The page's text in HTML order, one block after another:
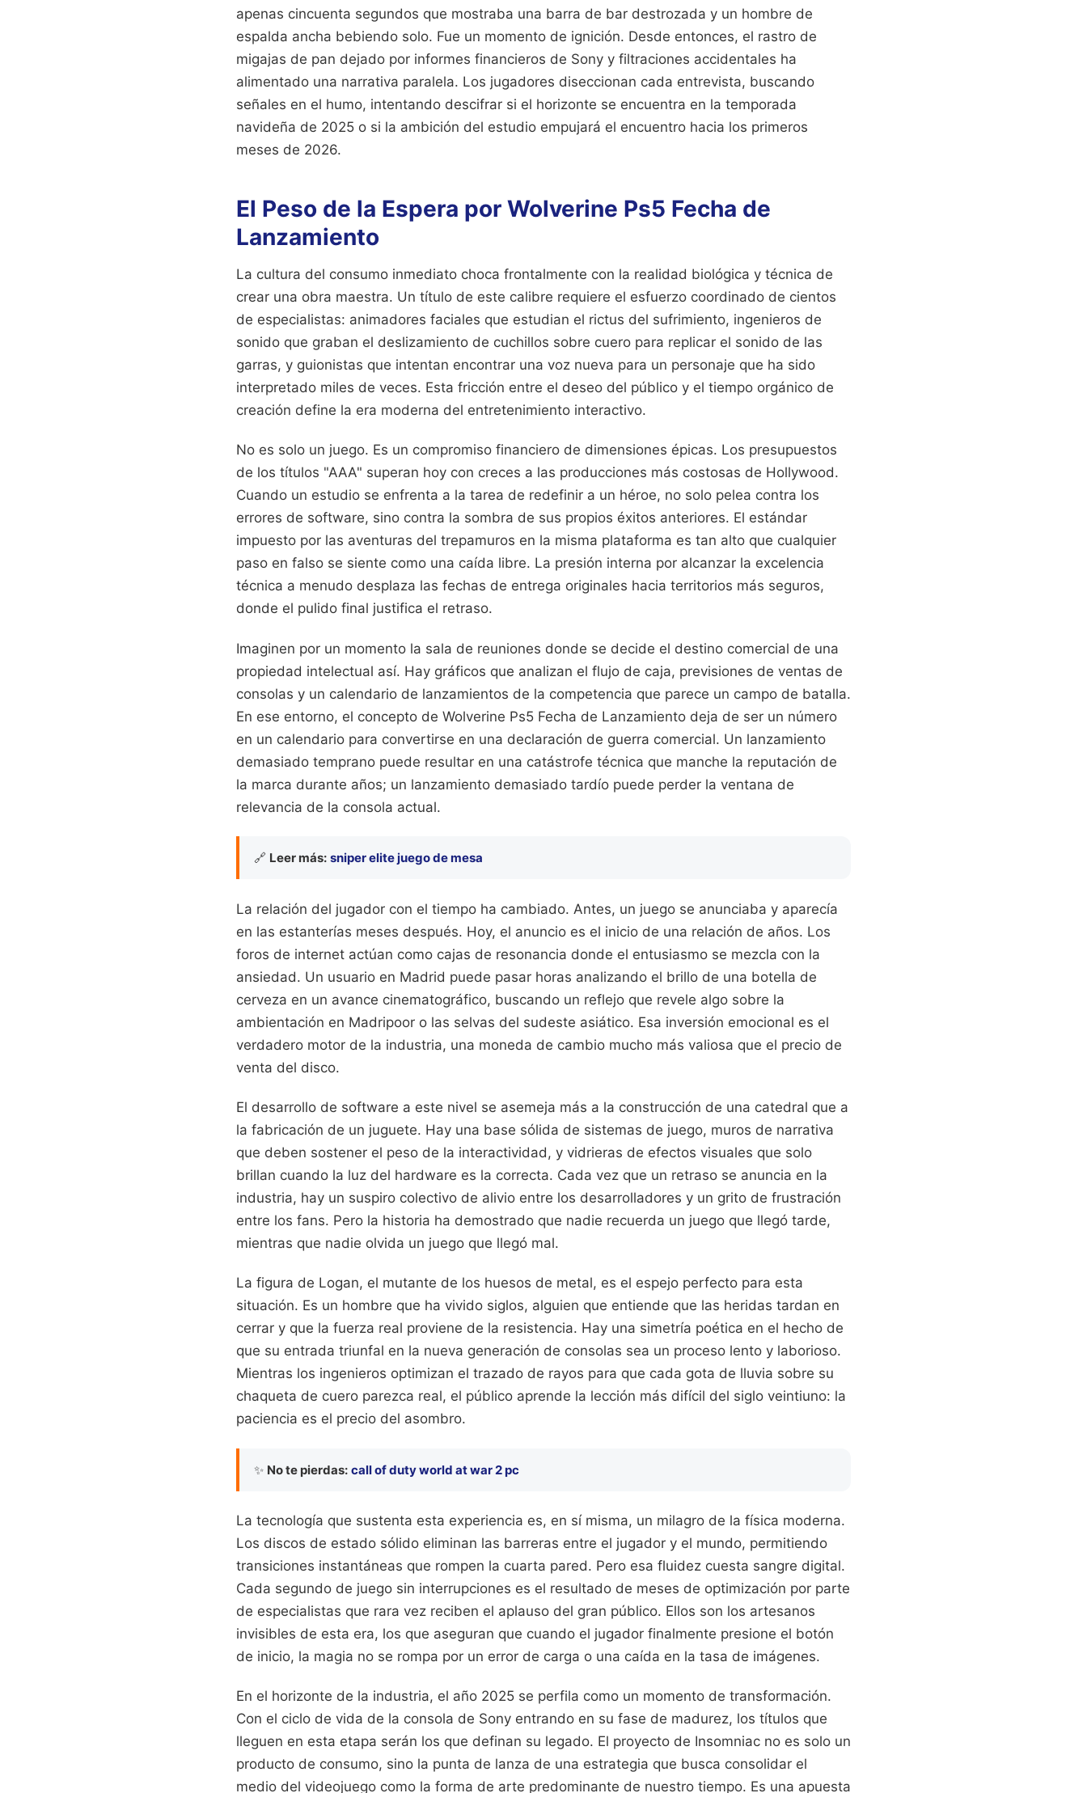
apenas cincuenta segundos que mostraba una barra de bar destrozada y un hombre de
espalda ancha bebiendo solo. Fue un momento de ignición. Desde entonces, el rastro de
migajas de pan dejado por informes financieros de Sony y filtraciones accidentales ha
alimentado una narrativa paralela. Los jugadores diseccionan cada entrevista, buscando
señales en el humo, intentando descifrar si el horizonte se encuentra en la temporada
navideña de 2025 o si la ambición del estudio empujará el encuentro hacia los primeros
meses de 2026.
El Peso de la Espera por Wolverine Ps5 Fecha de
Lanzamiento
La cultura del consumo inmediato choca frontalmente con la realidad biológica y técnica de
crear una obra maestra. Un título de este calibre requiere el esfuerzo coordinado de cientos
de especialistas: animadores faciales que estudian el rictus del sufrimiento, ingenieros de
sonido que graban el deslizamiento de cuchillos sobre cuero para replicar el sonido de las
garras, y guionistas que intentan encontrar una voz nueva para un personaje que ha sido
interpretado miles de veces. Esta fricción entre el deseo del público y el tiempo orgánico de
creación define la era moderna del entretenimiento interactivo.
No es solo un juego. Es un compromiso financiero de dimensiones épicas. Los presupuestos
de los títulos "AAA" superan hoy con creces a las producciones más costosas de Hollywood.
Cuando un estudio se enfrenta a la tarea de redefinir a un héroe, no solo pelea contra los
errores de software, sino contra la sombra de sus propios éxitos anteriores. El estándar
impuesto por las aventuras del trepamuros en la misma plataforma es tan alto que cualquier
paso en falso se siente como una caída libre. La presión interna por alcanzar la excelencia
técnica a menudo desplaza las fechas de entrega originales hacia territorios más seguros,
donde el pulido final justifica el retraso.
Imaginen por un momento la sala de reuniones donde se decide el destino comercial de una
propiedad intelectual así. Hay gráficos que analizan el flujo de caja, previsiones de ventas de
consolas y un calendario de lanzamientos de la competencia que parece un campo de batalla.
En ese entorno, el concepto de Wolverine Ps5 Fecha de Lanzamiento deja de ser un número
en un calendario para convertirse en una declaración de guerra comercial. Un lanzamiento
demasiado temprano puede resultar en una catástrofe técnica que manche la reputación de
la marca durante años; un lanzamiento demasiado tardío puede perder la ventana de
relevancia de la consola actual.
🔗 Leer más: sniper elite juego de mesa
La relación del jugador con el tiempo ha cambiado. Antes, un juego se anunciaba y aparecía
en las estanterías meses después. Hoy, el anuncio es el inicio de una relación de años. Los
foros de internet actúan como cajas de resonancia donde el entusiasmo se mezcla con la
ansiedad. Un usuario en Madrid puede pasar horas analizando el brillo de una botella de
cerveza en un avance cinematográfico, buscando un reflejo que revele algo sobre la
ambientación en Madripoor o las selvas del sudeste asiático. Esa inversión emocional es el
verdadero motor de la industria, una moneda de cambio mucho más valiosa que el precio de
venta del disco.
El desarrollo de software a este nivel se asemeja más a la construcción de una catedral que a
la fabricación de un juguete. Hay una base sólida de sistemas de juego, muros de narrativa
que deben sostener el peso de la interactividad, y vidrieras de efectos visuales que solo
brillan cuando la luz del hardware es la correcta. Cada vez que un retraso se anuncia en la
industria, hay un suspiro colectivo de alivio entre los desarrolladores y un grito de frustración
entre los fans. Pero la historia ha demostrado que nadie recuerda un juego que llegó tarde,
mientras que nadie olvida un juego que llegó mal.
La figura de Logan, el mutante de los huesos de metal, es el espejo perfecto para esta
situación. Es un hombre que ha vivido siglos, alguien que entiende que las heridas tardan en
cerrar y que la fuerza real proviene de la resistencia. Hay una simetría poética en el hecho de
que su entrada triunfal en la nueva generación de consolas sea un proceso lento y laborioso.
Mientras los ingenieros optimizan el trazado de rayos para que cada gota de lluvia sobre su
chaqueta de cuero parezca real, el público aprende la lección más difícil del siglo veintiuno: la
paciencia es el precio del asombro.
✨ No te pierdas: call of duty world at war 2 pc
La tecnología que sustenta esta experiencia es, en sí misma, un milagro de la física moderna.
Los discos de estado sólido eliminan las barreras entre el jugador y el mundo, permitiendo
transiciones instantáneas que rompen la cuarta pared. Pero esa fluidez cuesta sangre digital.
Cada segundo de juego sin interrupciones es el resultado de meses de optimización por parte
de especialistas que rara vez reciben el aplauso del gran público. Ellos son los artesanos
invisibles de esta era, los que aseguran que cuando el jugador finalmente presione el botón
de inicio, la magia no se rompa por un error de carga o una caída en la tasa de imágenes.
En el horizonte de la industria, el año 2025 se perfila como un momento de transformación.
Con el ciclo de vida de la consola de Sony entrando en su fase de madurez, los títulos que
lleguen en esta etapa serán los que definan su legado. El proyecto de Insomniac no es solo un
producto de consumo, sino la punta de lanza de una estrategia que busca consolidar el
medio del videojuego como la forma de arte predominante de nuestro tiempo. Es una apuesta